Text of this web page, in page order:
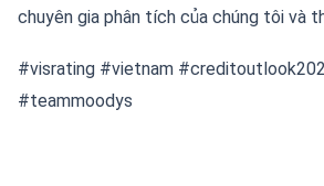
chuyên gia phân tích của chúng tôi và
#visrating #vietnam
#teammoodys